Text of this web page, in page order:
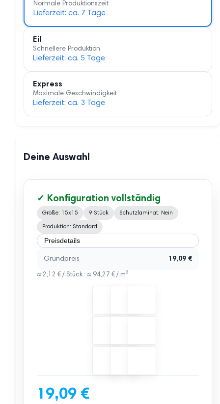
Normale Produktionszeit
Lieferzeit: ca. 7 Tage
Eil
Schnellere Produktion
Lieferzeit: ca. 5 Tage
Express
Maximale Geschwindigkeit
Lieferzeit: ca. 3 Tage
Deine Auswahl
✓ Konfiguration vollständig
Größe: 15x15 9 Stück Schutzlaminat: Nein
Produktion: Standard
Preisdetails
Grundpreis 19,09 €
≈ 2,12 € / Stück · ≈ 94,27 € / m²
19,09 €